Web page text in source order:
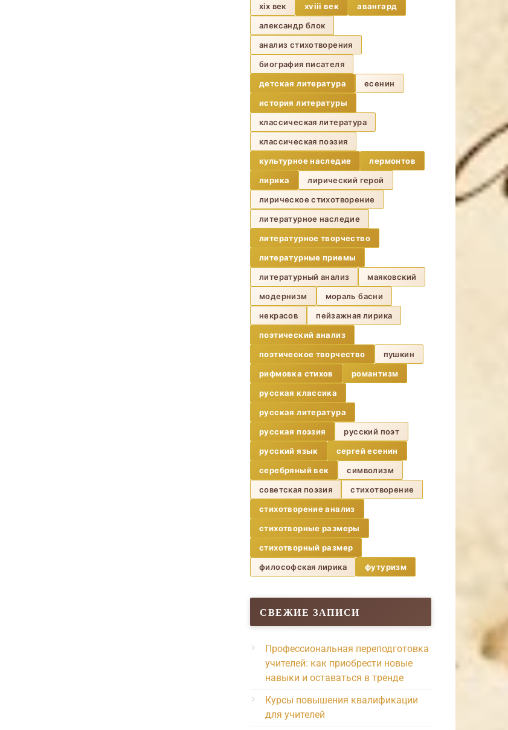
xix век xviii век
авангард
александр блок
анализ стихотворения
биография писателя
детская литература
есенин
история литературы
классическая литература
классическая поэзия
культурное наследие
лермонтов
лирика
лирический герой
лирическое стихотворение
литературное наследие
литературное творчество
литературные приемы
литературный анализ
маяковский
модернизм
мораль басни
некрасов
пейзажная лирика
поэтический анализ
поэтическое творчество
пушкин
рифмовка стихов
романтизм
русская классика
русская литература
русская поэзия
русский поэт
русский язык
сергей есенин
серебряный век
символизм
советская поэзия
стихотворение
стихотворение анализ
стихотворные размеры
стихотворный размер
философская лирика
футуризм
СВЕЖИЕ ЗАПИСИ
Профессиональная переподготовка
учителей: как приобрести новые
навыки и оставаться в тренде
Курсы повышения квалификации
для учителей